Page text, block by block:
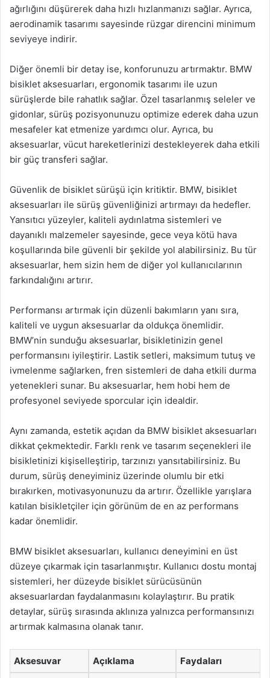
ağırlığını düşürerek daha hızlı hızlanmanızı sağlar. Ayrıca,
aerodinamik tasarımı sayesinde rüzgar direncini minimum
seviyeye indirir.
Diğer önemli bir detay ise, konforunuzu artırmaktır. BMW
bisiklet aksesuarları, ergonomik tasarımı ile uzun
sürüşlerde bile rahatlık sağlar. Özel tasarlanmış seleler ve
gidonlar, sürüş pozisyonunuzu optimize ederek daha uzun
mesafeler kat etmenize yardımcı olur. Ayrıca, bu
aksesuarlar, vücut hareketlerinizi destekleyerek daha etkili
bir güç transferi sağlar.
Güvenlik de bisiklet sürüşü için kritiktir. BMW, bisiklet
aksesuarları ile sürüş güvenliğinizi artırmayı da hedefler.
Yansıtıcı yüzeyler, kaliteli aydınlatma sistemleri ve
dayanıklı malzemeler sayesinde, gece veya kötü hava
koşullarında bile güvenli bir şekilde yol alabilirsiniz. Bu tür
aksesuarlar, hem sizin hem de diğer yol kullanıcılarının
farkındalığını artırır.
Performansı artırmak için düzenli bakımların yanı sıra,
kaliteli ve uygun aksesuarlar da oldukça önemlidir.
BMW’nin sunduğu aksesuarlar, bisikletinizin genel
performansını iyileştirir. Lastik setleri, maksimum tutuş ve
ivmelenme sağlarken, fren sistemleri de daha etkili durma
yetenekleri sunar. Bu aksesuarlar, hem hobi hem de
profesyonel seviyede sporcular için idealdir.
Aynı zamanda, estetik açıdan da BMW bisiklet aksesuarları
dikkat çekmektedir. Farklı renk ve tasarım seçenekleri ile
bisikletinizi kişiselleştirip, tarzınızı yansıtabilirsiniz. Bu
durum, sürüş deneyiminiz üzerinde olumlu bir etki
bırakırken, motivasyonunuzu da artırır. Özellikle yarışlara
katılan bisikletçiler için görünüm de en az performans
kadar önemlidir.
BMW bisiklet aksesuarları, kullanıcı deneyimini en üst
düzeye çıkarmak için tasarlanmıştır. Kullanıcı dostu montaj
sistemleri, her düzeyde bisiklet sürücüsünün
aksesuarlardan faydalanmasını kolaylaştırır. Bu pratik
detaylar, sürüş sırasında aklınıza yalnızca performansınızı
artırmak kalmasına olanak tanır.
Aksesuvar Açıklama Faydaları